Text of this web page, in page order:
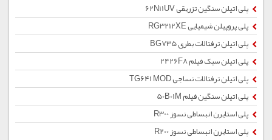
پلی اتیلن سنگین تزریقی 62N11UV
پلی پروپیلن شیمیایی RG3212XE
پلی اتیلن ترفتالات بطری BG735
پلی اتیلن سبک فیلم 2426F8
پلی اتیلن ترفتالات نساجی TG641 MOD
پلی اتیلن سنگین فیلم 50B01M
پلی استایرن انبساطی نسوز R300
پلی استایرن انبساطی نسوز R200